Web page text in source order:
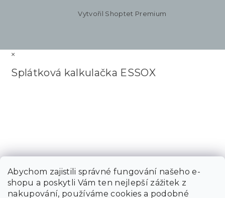
Abychom zajistili správné fungování našeho e-
shopu a poskytli Vám ten nejlepší zážitek z
nakupování, používáme cookies a podobné
Vytvořil Shoptet Premium
×
Splátková kalkulačka ESSOX